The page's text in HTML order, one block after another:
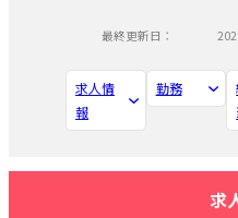
最終更新日：
求人情
報
勤務
求